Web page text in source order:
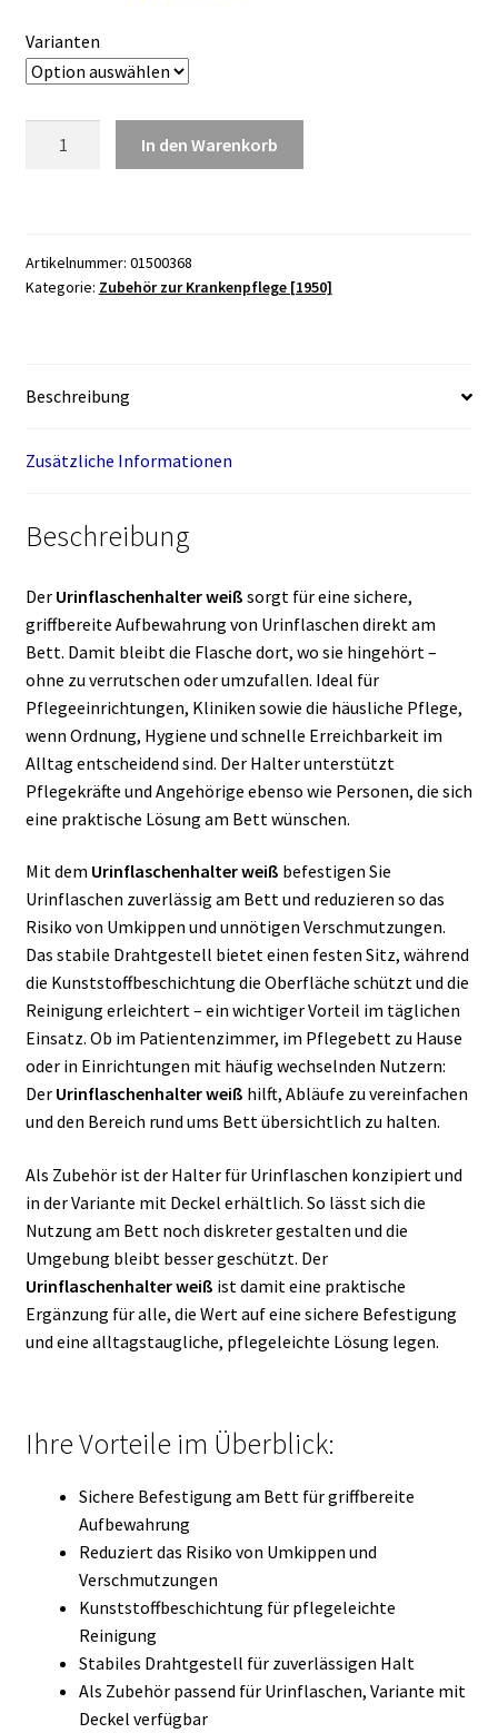
Varianten
In den Warenkorb
Artikelnummer: 01500368
Kategorie: Zubehör zur Krankenpflege [1950]
Beschreibung
Zusätzliche Informationen
Beschreibung
Der Urinflaschenhalter weiß sorgt für eine sichere,
griffbereite Aufbewahrung von Urinflaschen direkt am
Bett. Damit bleibt die Flasche dort, wo sie hingehört –
ohne zu verrutschen oder umzufallen. Ideal für
Pflegeeinrichtungen, Kliniken sowie die häusliche Pflege,
wenn Ordnung, Hygiene und schnelle Erreichbarkeit im
Alltag entscheidend sind. Der Halter unterstützt
Pflegekräfte und Angehörige ebenso wie Personen, die sich
eine praktische Lösung am Bett wünschen.
Mit dem Urinflaschenhalter weiß befestigen Sie
Urinflaschen zuverlässig am Bett und reduzieren so das
Risiko von Umkippen und unnötigen Verschmutzungen.
Das stabile Drahtgestell bietet einen festen Sitz, während
die Kunststoffbeschichtung die Oberfläche schützt und die
Reinigung erleichtert – ein wichtiger Vorteil im täglichen
Einsatz. Ob im Patientenzimmer, im Pflegebett zu Hause
oder in Einrichtungen mit häufig wechselnden Nutzern:
Der Urinflaschenhalter weiß hilft, Abläufe zu vereinfachen
und den Bereich rund ums Bett übersichtlich zu halten.
Als Zubehör ist der Halter für Urinflaschen konzipiert und
in der Variante mit Deckel erhältlich. So lässt sich die
Nutzung am Bett noch diskreter gestalten und die
Umgebung bleibt besser geschützt. Der
Urinflaschenhalter weiß ist damit eine praktische
Ergänzung für alle, die Wert auf eine sichere Befestigung
und eine alltagstaugliche, pflegeleichte Lösung legen.
Ihre Vorteile im Überblick:
Sichere Befestigung am Bett für griffbereite
Aufbewahrung
Reduziert das Risiko von Umkippen und
Verschmutzungen
Kunststoffbeschichtung für pflegeleichte
Reinigung
Stabiles Drahtgestell für zuverlässigen Halt
Als Zubehör passend für Urinflaschen, Variante mit
Deckel verfügbar